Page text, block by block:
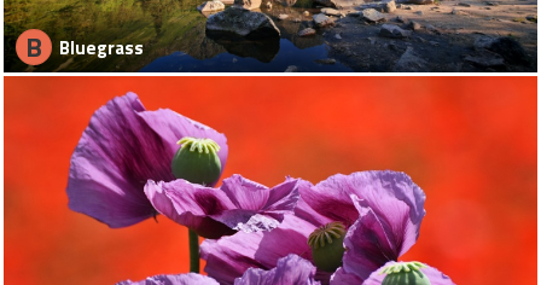
B Bluegrass